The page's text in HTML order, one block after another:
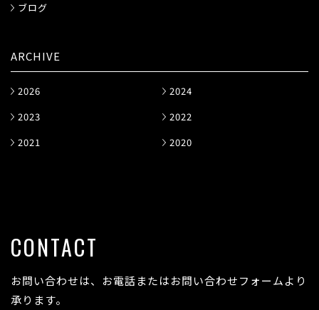
ブログ
ARCHIVE
2026
2024
2023
2022
2021
2020
CONTACT
お問い合わせは、お電話またはお問い合わせフォームより
承ります。